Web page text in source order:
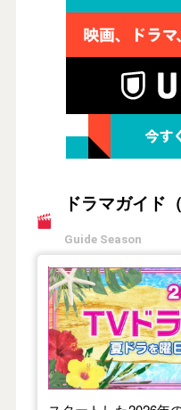
ドラマガイド
Guide Season
【2026年夏】TV